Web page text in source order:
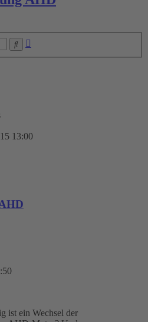
13:00
ist ein Wechsel der